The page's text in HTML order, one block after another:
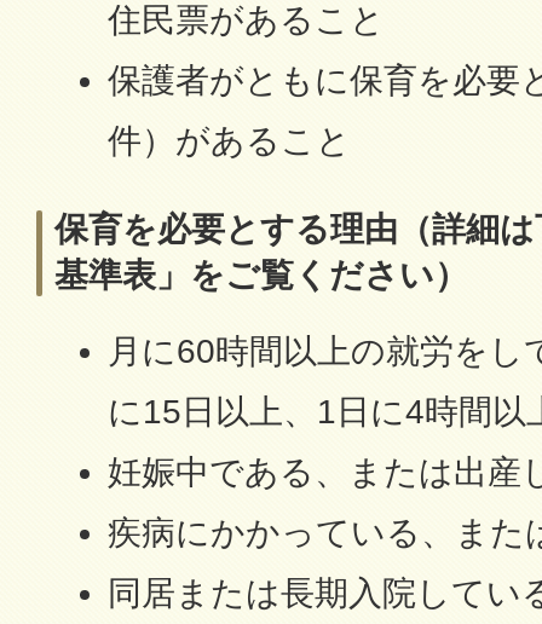
住民票があること
保護者がともに保育を必要
件）があること
保育を必要とする理由（詳細
基準表」をご覧ください）
月に60時間以上の就労をし
に15日以上、1日に4時間以
妊娠中である、または出産
疾病にかかっている、また
同居または長期入院してい